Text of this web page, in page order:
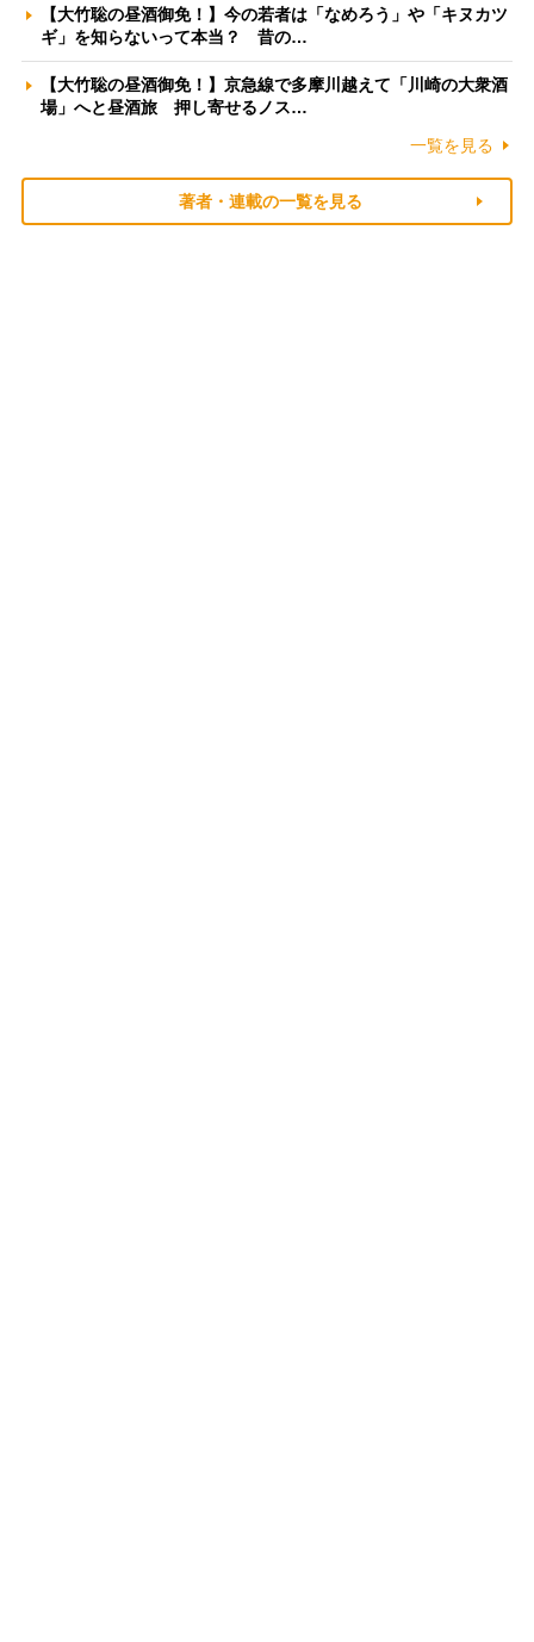
【大竹聡の昼酒御免！】今の若者は「なめろう」や「キヌカツ
ギ」を知らないって本当？ 昔の…
【大竹聡の昼酒御免！】京急線で多摩川越えて「川崎の大衆酒
場」へと昼酒旅 押し寄せるノス…
一覧を見る
著者・連載の一覧を見る